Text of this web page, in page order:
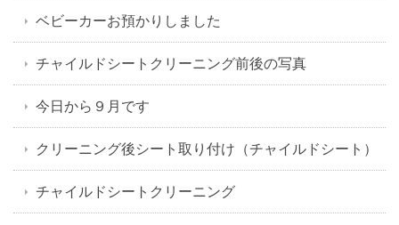
ベビーカーお預かりしました
チャイルドシートクリーニング前後の写真
今日から９月です
クリーニング後シート取り付け（チャイルドシート）
チャイルドシートクリーニング